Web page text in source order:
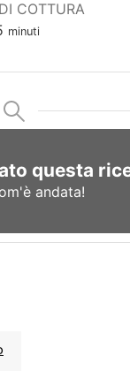
COTTURA
minuti
minuti
questa
andata!